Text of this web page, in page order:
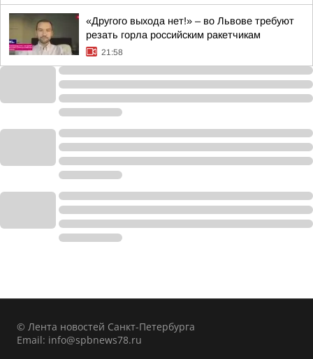
«Другого выхода нет!» – во Львове требуют
резать горла российским ракетчикам
21:58
© Лента новостей Санкт-Петербурга
Email: info@spbnews78.ru